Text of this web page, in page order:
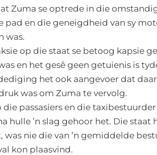
Zuma se optrede in die
pad en die geneigdheid van sy
was.
op die staat se betoog kapsie
en het gesê geen getuienis is
het ook aangevoer dat
was om Zuma te vervolg.
passasiers en die
hulle ’n slag gehoor het. Die staat
nie die van ’n gemiddelde
kon plaasvind.